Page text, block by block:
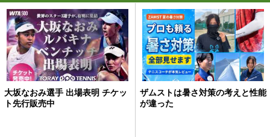
大坂なおみ選手 出場表明 チケッ
ト先行販売中
ザムストは暑さ対策の考えと性能
が違った